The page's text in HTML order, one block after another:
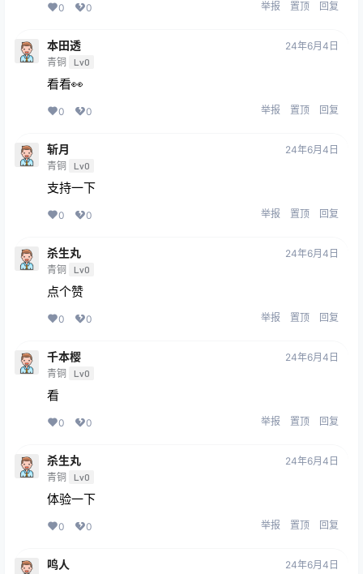
0 0 举报 置顶 回复
本田透
青铜 Lv0
24年6月4日
看看👀
0 0 举报 置顶 回复
斩月
青铜 Lv0
24年6月4日
支持一下
0 0 举报 置顶 回复
杀生丸
青铜 Lv0
24年6月4日
点个赞
0 0 举报 置顶 回复
千本樱
青铜 Lv0
24年6月4日
看
0 0 举报 置顶 回复
杀生丸
青铜 Lv0
24年6月4日
体验一下
0 0 举报 置顶 回复
鸣人 24年6月4日